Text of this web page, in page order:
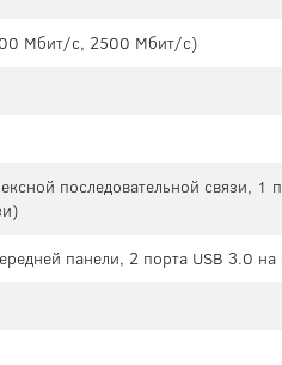
Мбит/с, 2500 Мбит/с)
последовательной связи, 1
панели, 2 порта USB 3.0 на